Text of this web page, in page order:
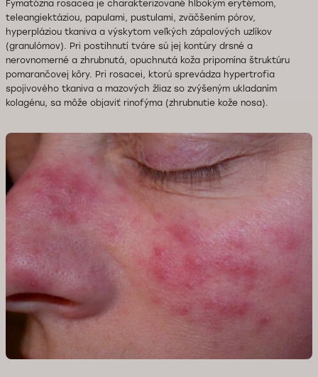
Fymatózna rosacea je charakterizované hlbokým erytémom,
teleangiektáziou, papulami, pustulami, zväčšením pórov,
hyperpláziou tkaniva a výskytom veľkých zápalových uzlíkov
(granulómov). Pri postihnutí tváre sú jej kontúry drsné a
nerovnomerné a zhrubnutá, opuchnutá koža pripomína štruktúru
pomarančovej kôry. Pri rosacei, ktorú sprevádza hypertrofia
spojivového tkaniva a mazových žliaz so zvýšeným ukladaním
kolagénu, sa môže objaviť rinofýma (zhrubnutie kože nosa).